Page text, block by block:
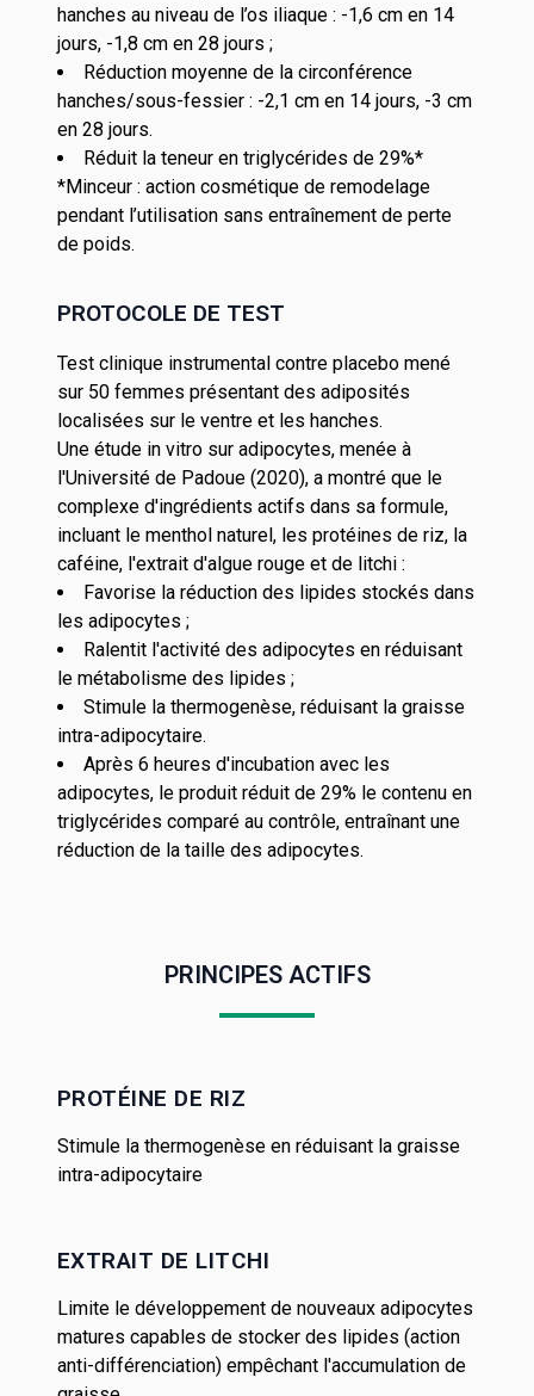
hanches au niveau de l’os iliaque : -1,6 cm en 14
jours, -1,8 cm en 28 jours ;
Réduction moyenne de la circonférence
hanches/sous-fessier : -2,1 cm en 14 jours, -3 cm
en 28 jours.
Réduit la teneur en triglycérides de 29%*
*Minceur : action cosmétique de remodelage
pendant l’utilisation sans entraînement de perte
de poids.
PROTOCOLE DE TEST
Test clinique instrumental contre placebo mené
sur 50 femmes présentant des adiposités
localisées sur le ventre et les hanches.
Une étude in vitro sur adipocytes, menée à
l'Université de Padoue (2020), a montré que le
complexe d'ingrédients actifs dans sa formule,
incluant le menthol naturel, les protéines de riz, la
caféine, l'extrait d'algue rouge et de litchi :
Favorise la réduction des lipides stockés dans
les adipocytes ;
Ralentit l'activité des adipocytes en réduisant
le métabolisme des lipides ;
Stimule la thermogenèse, réduisant la graisse
intra-adipocytaire.
Après 6 heures d'incubation avec les
adipocytes, le produit réduit de 29% le contenu en
triglycérides comparé au contrôle, entraînant une
réduction de la taille des adipocytes.
PRINCIPES ACTIFS
PROTÉINE DE RIZ
Stimule la thermogenèse en réduisant la graisse
intra-adipocytaire
EXTRAIT DE LITCHI
Limite le développement de nouveaux adipocytes
matures capables de stocker des lipides (action
anti-différenciation) empêchant l'accumulation de